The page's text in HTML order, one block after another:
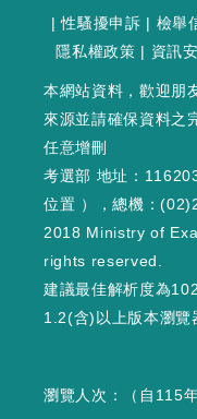
|性騷擾申訴 | 檢舉
隱私權政策 | 資訊
本網站資料，歡迎朋
來源並請確保資料之
任意增刪
考選部 地址：
位置 ），總機：
2018 Ministry of
rights reserved.
建議最佳解析度為
1.2(含)以上版本瀏覽
瀏覽人次：（自115